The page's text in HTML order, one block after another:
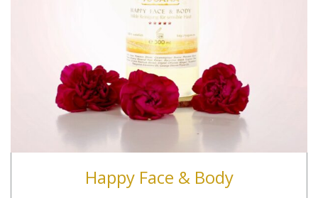
Happy Face & Body